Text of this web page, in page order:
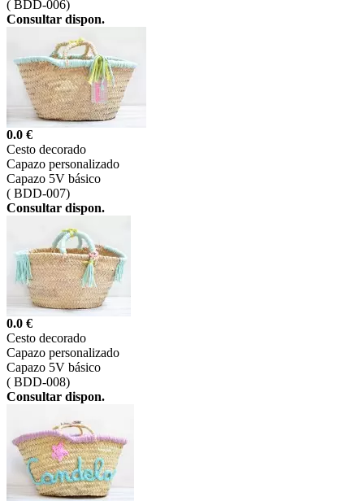
( BDD-006)
Consultar dispon.
0.0 €
Cesto decorado
Capazo personalizado
Capazo 5V básico
( BDD-007)
Consultar dispon.
0.0 €
Cesto decorado
Capazo personalizado
Capazo 5V básico
( BDD-008)
Consultar dispon.